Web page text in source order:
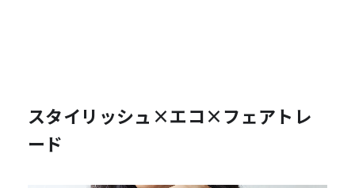
スタイリッシュ×エコ×フェアトレ
ード